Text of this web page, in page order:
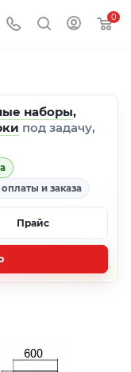
0
наборы,
под задачу,
и заказа
Прайс